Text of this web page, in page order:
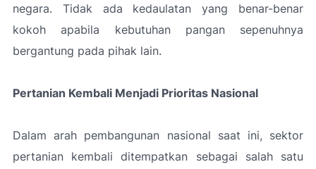
negara. Tidak ada kedaulatan yang benar-benar
kokoh apabila kebutuhan pangan sepenuhnya
bergantung pada pihak lain.
Pertanian Kembali Menjadi Prioritas Nasional
Dalam arah pembangunan nasional saat ini, sektor
pertanian kembali ditempatkan sebagai salah satu